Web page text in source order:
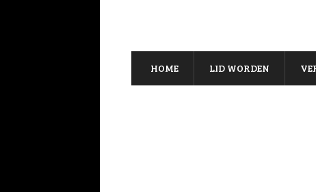
HOME LID WORDEN